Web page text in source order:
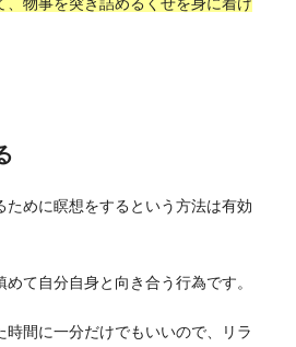
ために瞑想をするという方法は有効
めて自分自身と向き合う行為です。
時間に一分だけでもいいので、リラ